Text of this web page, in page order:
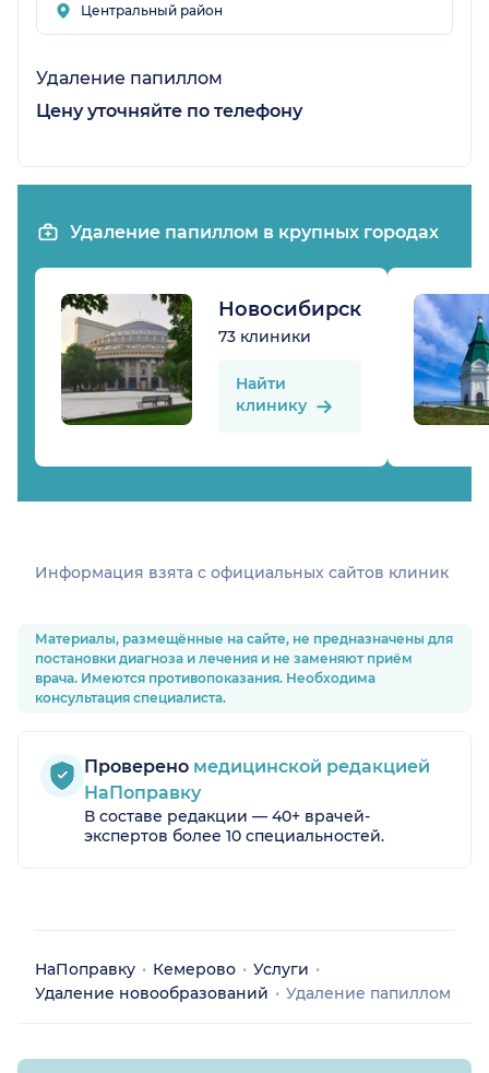
Центральный район
Удаление папиллом
Цену уточняйте по телефону
Удаление папиллом в крупных городах
Новосибирск
73 клиники
Найти
клинику
Информация взята c официальных сайтов клиник
Материалы, размещённые на сайте, не предназначены для
постановки диагноза и лечения и не заменяют приём
врача. Имеются противопоказания. Необходима
консультация специалиста.
Проверено медицинской редакцией
НаПоправку
В составе редакции — 40+ врачей-
экспертов более 10 специальностей.
НаПоправку Кемерово
Услуги
Удаление новообразований
Удаление папиллом